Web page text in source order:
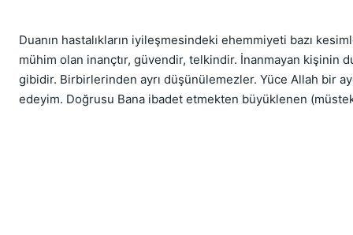
Duanın hastalıkların iyileşmesindeki ehemmiyeti bazı
mühim olan inançtır, güvendir, telkindir. İnanmayan kişinin
gibidir. Birbirlerinden ayrı düşünülemezler. Yüce Allah bir
edeyim. Doğrusu Bana ibadet etmekten büyüklenen